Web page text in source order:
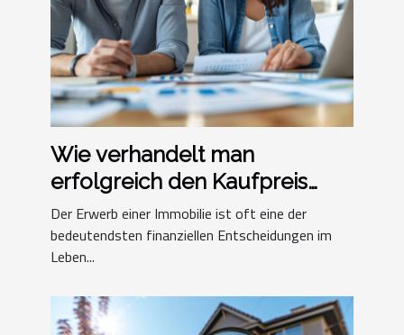
Wie verhandelt man
erfolgreich den Kaufpreis
einer Immobilie?
Der Erwerb einer Immobilie ist oft eine der
bedeutendsten finanziellen Entscheidungen im
Leben...